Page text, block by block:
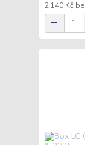
2 140 Kč